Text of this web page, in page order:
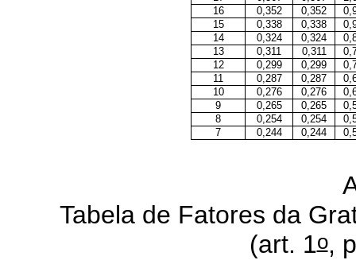
16
0,352 0,352
15
0,338 0,338
14
0,324 0,324
13
0,311 0,311
12
0,299 0,299
11
0,287 0,287
10
0,276 0,276
9
0,265 0,265
8
0,254 0,254
7
0,244 0,244
Tabela de Fatores da
(art. 1o,